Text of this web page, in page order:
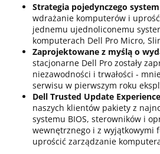
Strategia pojedynczego
wdrażanie komputerów i
jednemu ujednoliconemu
komputerach Dell Pro Micro,
Zaprojektowane z myślą o
stacjonarne Dell Pro zostały
niezawodności i trwałości -
serwisu w pierwszym roku
Dell Trusted Update Experience
naszych klientów pakiety z
systemu BIOS, sterowników i
wewnętrznego i z wyjątkowymi
uprościć zarządzanie